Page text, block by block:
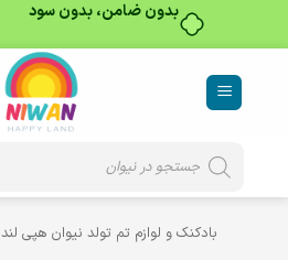
خرید قسطی با ترب‌پی
content
search
بادکنک و لوازم تم تولد نیوان هپی لند